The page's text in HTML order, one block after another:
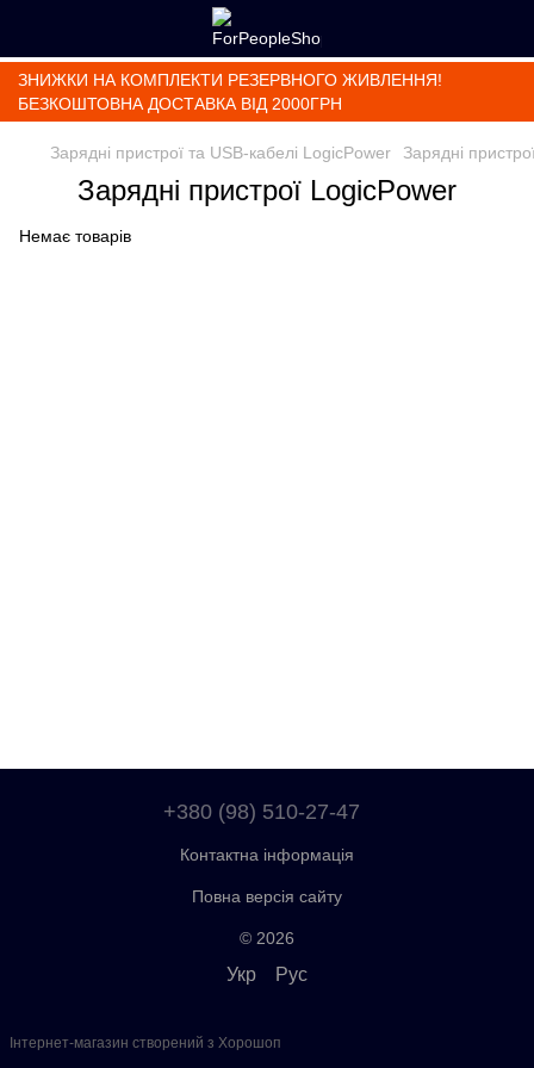
ЗНИЖКИ НА КОМПЛЕКТИ РЕЗЕРВНОГО ЖИВЛЕННЯ!
БЕЗКОШТОВНА ДОСТАВКА ВІД 2000ГРН
Зарядні пристрої та USB-кабелі LogicPower Зарядні
Зарядні пристрої LogicPower
Немає товарів
+380 (98) 510-27-47
Контактна інформація
Повна версія сайту
© 2026
Укр Рус
Інтернет-магазин створений з Хорошоп